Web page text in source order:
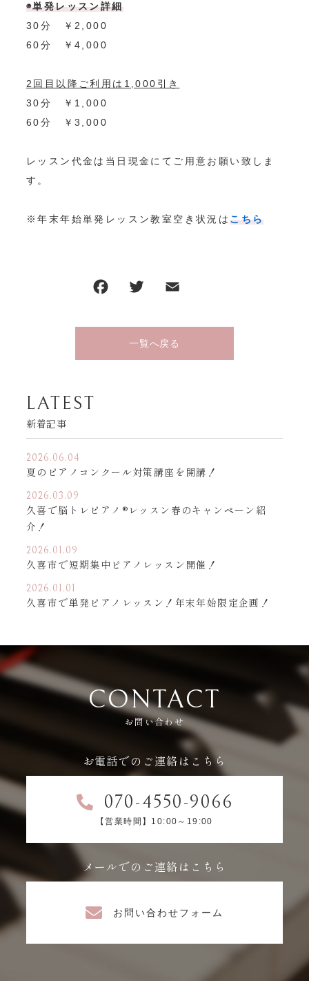
INFORMATION
キャンペーン一覧
◉単発レッスン詳細
30分 ￥2,000
60分 ￥4,000
2回目以降ご利用は1,000引き
30分 ￥1,000
60分 ￥3,000
レッスン代金は当日現金にてご用意お願い致しま
す。
※年末年始単発レッスン教室空き状況はこちら
一覧へ戻る
LATEST
新着記事
2026.06.04
夏のピアノコンクール対策講座を開講！
2026.03.09
久喜で脳トレピアノ®︎レッスン春のキャンペーン紹
介！
2026.01.09
久喜市で短期集中ピアノレッスン開催！
2026.01.01
久喜市で単発ピアノレッスン！年末年始限定企画！
CONTACT
お問い合わせ
お電話でのご連絡はこちら
070-4550-9066
【営業時間】10:00～19:00
メールでのご連絡はこちら
お問い合わせフォーム